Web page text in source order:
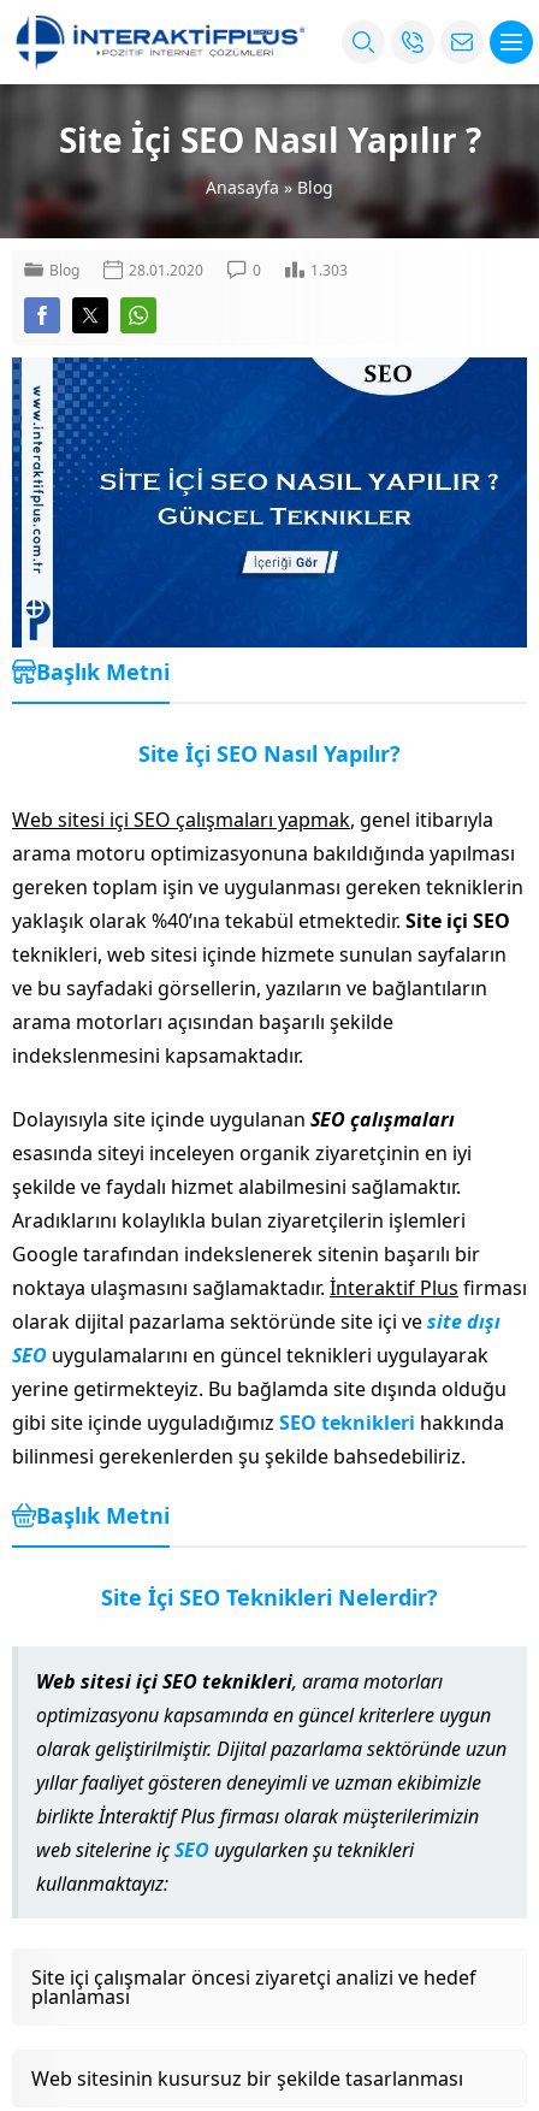
Site İçi SEO Nasıl Yapılır ?
Anasayfa »Blog
Blog 28.01.2020 0 1.303
Başlık Metni
Site İçi SEO Nasıl Yapılır?
Web sitesi içi SEO çalışmaları yapmak, genel itibarıyla
arama motoru optimizasyonuna bakıldığında yapılması
gereken toplam işin ve uygulanması gereken tekniklerin
yaklaşık olarak %40’ına tekabül etmektedir. Site içi SEO
teknikleri, web sitesi içinde hizmete sunulan sayfaların
ve bu sayfadaki görsellerin, yazıların ve bağlantıların
arama motorları açısından başarılı şekilde
indekslenmesini kapsamaktadır.
Dolayısıyla site içinde uygulanan SEO çalışmaları
esasında siteyi inceleyen organik ziyaretçinin en iyi
şekilde ve faydalı hizmet alabilmesini sağlamaktır.
Aradıklarını kolaylıkla bulan ziyaretçilerin işlemleri
Google tarafından indekslenerek sitenin başarılı bir
noktaya ulaşmasını sağlamaktadır. İnteraktif Plus firması
olarak dijital pazarlama sektöründe site içi vesite dışı
SEO uygulamalarını en güncel teknikleri uygulayarak
yerine getirmekteyiz. Bu bağlamda site dışında olduğu
gibi site içinde uyguladığımız SEO teknikleri hakkında
bilinmesi gerekenlerden şu şekilde bahsedebiliriz.
Başlık Metni
Site İçi SEO Teknikleri Nelerdir?
Web sitesi içi SEO teknikleri, arama motorları
optimizasyonu kapsamında en güncel kriterlere uygun
olarak geliştirilmiştir. Dijital pazarlama sektöründe uzun
yıllar faaliyet gösteren deneyimli ve uzman ekibimizle
birlikte İnteraktif Plus firması olarak müşterilerimizin
web sitelerine içSEOuygularken şu teknikleri
kullanmaktayız:
Site içi çalışmalar öncesi ziyaretçi analizi ve hedef
planlaması
Web sitesinin kusursuz bir şekilde tasarlanması